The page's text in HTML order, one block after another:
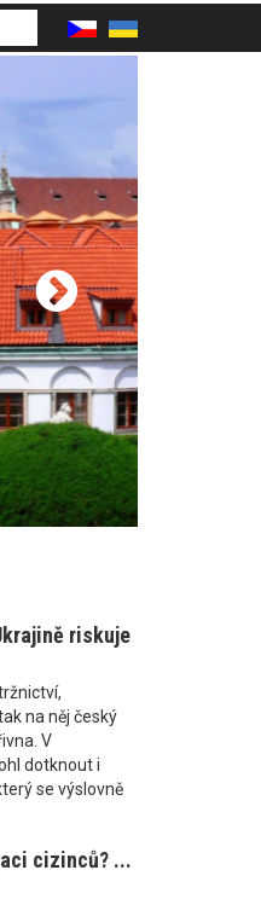
riskuje
na něj český
V
dotknout i
se výslovně
cizinců? ...